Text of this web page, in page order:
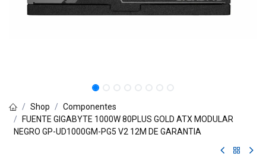
Shop
Componentes
FUENTE GIGABYTE 1000W 80PLUS GOLD ATX MODULAR
NEGRO GP-UD1000GM-PG5 V2 12M DE GARANTIA